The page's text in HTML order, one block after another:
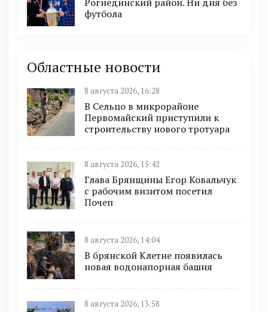
футбола
Областные новости
8 августа 2026, 16:28
В Сельцо в микрорайоне
Первомайский приступили к
строительству нового тротуара
8 августа 2026, 15:42
Глава Брянщины Егор Ковальчук
с рабочим визитом посетил
Почеп
8 августа 2026, 14:04
В брянской Клетне появилась
новая водонапорная башня
8 августа 2026, 13:58